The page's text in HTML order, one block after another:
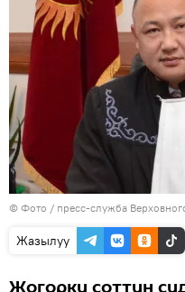
© Фото / пресс-служба
Жазылуу